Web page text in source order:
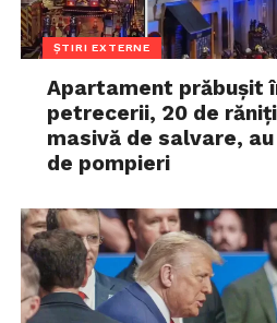
ȘTIRI EXTERNE
Apartament prăbușit
petrecerii, 20 de
masivă de salvare,
de pompieri